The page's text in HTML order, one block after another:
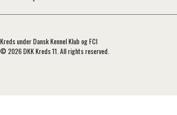
Kreds under Dansk Kennel Klub og FCI
© 2026 DKK Kreds 11. All rights reserved.